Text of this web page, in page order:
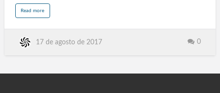
Valinhos SP, Cubatão SP, Itatiba SP, Araras SP, Atibaia SP,
Botucatu SP, Jaú SP, Franco da Rocha SP, Mogi Guaçu SP,
Morato SP. Ferraz de Vasconcelos SP, Santa Bárbara do Oeste
Read morea
t
r
e
17 de agosto de 2017 0